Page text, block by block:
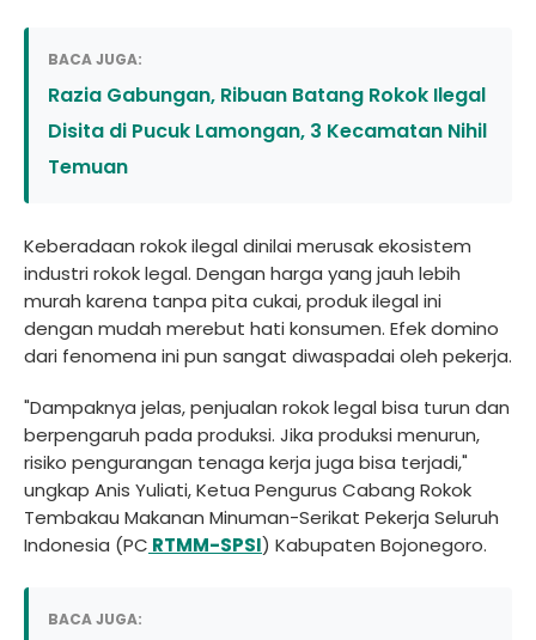
BACA JUGA:
Razia Gabungan, Ribuan Batang Rokok Ilegal
Disita di Pucuk Lamongan, 3 Kecamatan Nihil
Temuan
Keberadaan rokok ilegal dinilai merusak ekosistem
industri rokok legal. Dengan harga yang jauh lebih
murah karena tanpa pita cukai, produk ilegal ini
dengan mudah merebut hati konsumen. Efek domino
dari fenomena ini pun sangat diwaspadai oleh pekerja.
"Dampaknya jelas, penjualan rokok legal bisa turun dan
berpengaruh pada produksi. Jika produksi menurun,
risiko pengurangan tenaga kerja juga bisa terjadi,"
ungkap Anis Yuliati, Ketua Pengurus Cabang Rokok
Tembakau Makanan Minuman-Serikat Pekerja Seluruh
Indonesia (PC RTMM-SPSI) Kabupaten Bojonegoro.
BACA JUGA: